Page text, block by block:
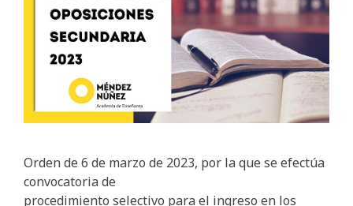
Orden de 6 de marzo de 2023, por la que se efectúa
convocatoria de
procedimiento selectivo para el ingreso en los